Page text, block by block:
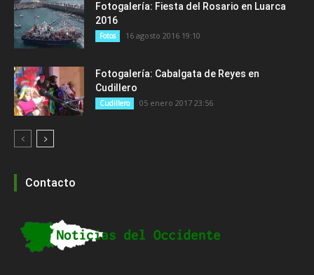
Fotogalería: Fiesta del Rosario en Luarca
2016
Fotos 16 agosto 2016 19:10
Fotogalería: Cabalgata de Reyes en
Cudillero
Cudillero 05 enero 2017 23:56
Contacto